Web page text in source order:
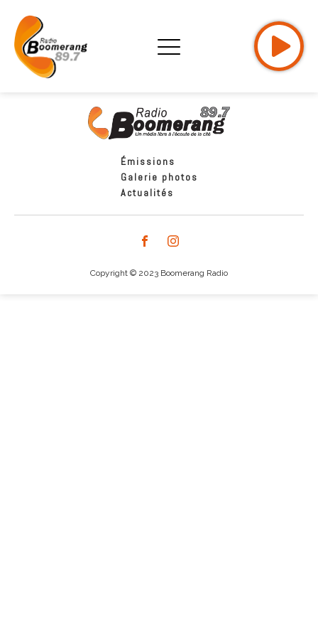
Émissions
Galerie photos
Actualités
Copyright © 2023 Boomerang Radio